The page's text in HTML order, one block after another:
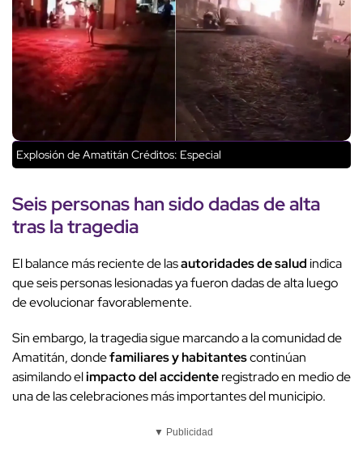
Explosión de Amatitán Créditos: Especial
Seis personas han sido dadas de alta
tras la tragedia
El balance más reciente de lasautoridades de saludindica
que seis personas lesionadas ya fueron dadas de alta luego
de evolucionar favorablemente.
Sin embargo, la tragedia sigue marcando a la comunidad de
Amatitán, dondefamiliares y habitantescontinúan
asimilando elimpacto del accidenteregistrado en medio de
una de las celebraciones más importantes del municipio.
▼ Publicidad